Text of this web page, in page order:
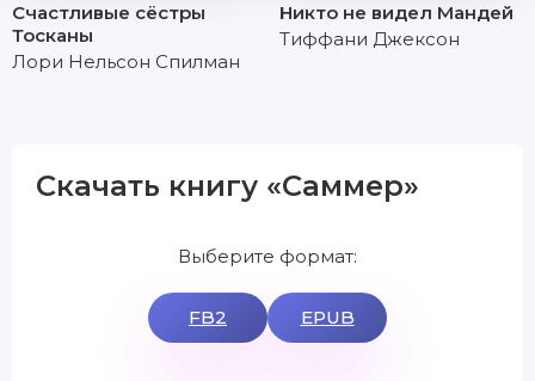
Счастливые сёстры
Тосканы
Лори Нельсон Спилман
Никто не видел Мандей
Тиффани Джексон
Скачать книгу «Саммер»
Выберите формат:
FB2 EPUB